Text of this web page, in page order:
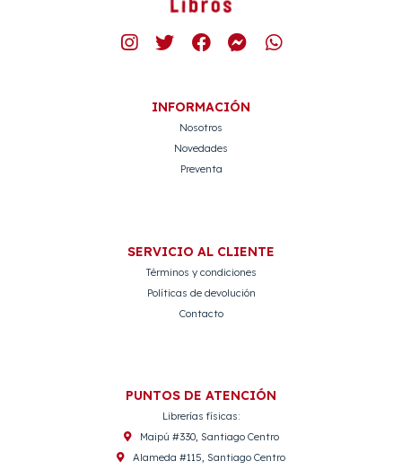
INFORMACIÓN
Nosotros
Novedades
Preventa
SERVICIO AL CLIENTE
Términos y condiciones
Políticas de devolución
Contacto
PUNTOS DE ATENCIÓN
Librerías físicas:
Maipú #330, Santiago Centro
Alameda #115, Santiago Centro